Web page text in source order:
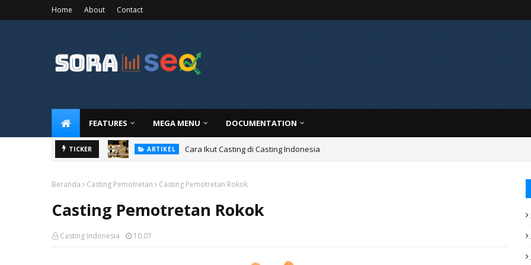
Home About Contact
FEATURES MEGA MENU DOCUMENTATION
TICKER ARTIKEL Cara Ikut Casting di Casting Indonesia
Beranda Casting Pemotretan Casting Pemotretan Rokok
Casting Pemotretan Rokok
Casting Indonesia 10.07